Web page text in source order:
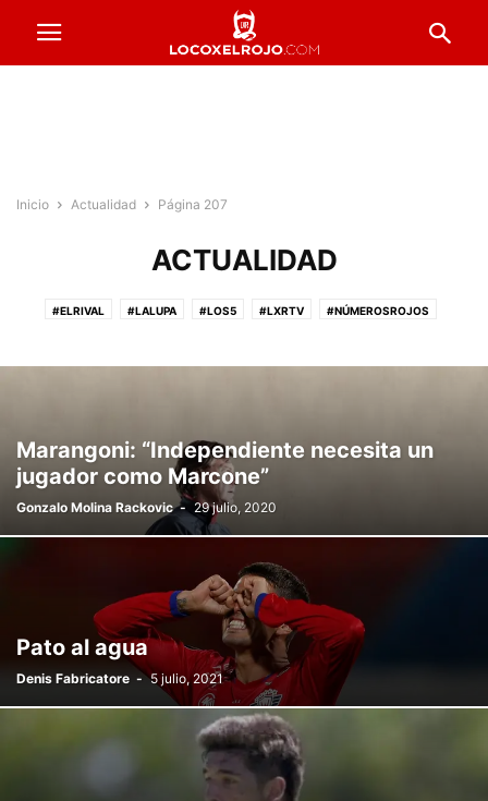
Inicio Actualidad Página 207
ACTUALIDAD
#ELRIVAL #LALUPA #LOS5 #LXRTV #NÚMEROSROJOS
#VENTADEENTRADAS ACTUALIDAD COPA ARGENTINA
Marangoni: “Independiente necesita un
jugador como Marcone”
Gonzalo Molina Rackovic - 29 julio, 2020
Pato al agua
Denis Fabricatore - 5 julio, 2021